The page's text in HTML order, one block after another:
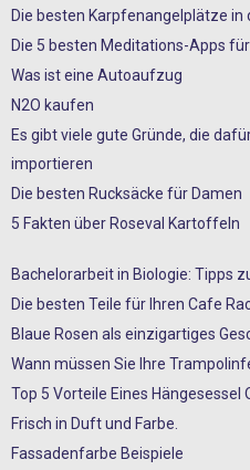
Die besten Karpfenangelplätze in
Die 5 besten Meditations-Apps
Was ist eine Autoaufzug
N2O kaufen
Es gibt viele gute Gründe, die
importieren
Die besten Rucksäcke für Damen
5 Fakten über Roseval Kartoffeln
Bachelorarbeit in Biologie: Tipps
Die besten Teile für Ihren Cafe
Blaue Rosen als einzigartiges
Wann müssen Sie Ihre
Top 5 Vorteile Eines Hängesessel
Frisch in Duft und Farbe.
Fassadenfarbe Beispiele